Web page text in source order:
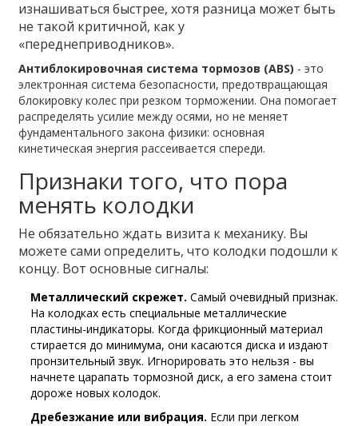
изнашиваться быстрее, хотя разница может быть
не такой критичной, как у
«переднеприводников».
Антиблокировочная система тормозов (ABS) - это
электронная система безопасности, предотвращающая
блокировку колес при резком торможении. Она помогает
распределять усилие между осями, но не меняет
фундаментального закона физики: основная
кинетическая энергия рассеивается спереди.
Признаки того, что пора
менять колодки
Не обязательно ждать визита к механику. Вы
можете сами определить, что колодки подошли к
концу. Вот основные сигналы:
Металлический скрежет. Самый очевидный признак.
На колодках есть специальные металлические
пластины-индикаторы. Когда фрикционный материал
стирается до минимума, они касаются диска и издают
пронзительный звук. Игнорировать это нельзя - вы
начнете царапать тормозной диск, а его замена стоит
дороже новых колодок.
Дребезжание или вибрация. Если при легком